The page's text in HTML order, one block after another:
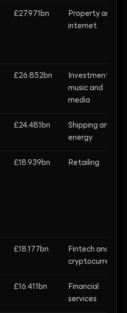
£27.971bn
Property and
internet
£26.852bn
Investment,
music and
media
£24.481bn
Shipping and
energy
£18.939bn Retailing
£18.177bn
Fintech and
cryptocurrency
£16.411bn
Financial
services